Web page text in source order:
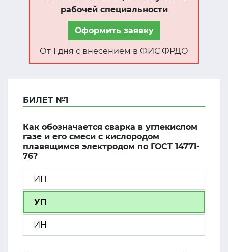
рабочей специальности
Оформить заявку
От 1 дня с внесением в ФИС ФРДО
БИЛЕТ №1
Как обозначается сварка в углекислом
газе и его смеси с кислородом
плавящимся электродом по ГОСТ 14771-
76?
ИП
УП
ИН